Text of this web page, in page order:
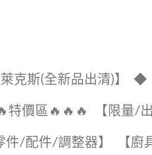
克斯(全新品出清)】 ◆
特價區🔥🔥🔥 【限量/
件/配件/調整器】 【廚